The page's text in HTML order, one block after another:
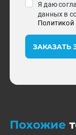
Я даю
данных в
Политикой
ЗАКАЗАТЬ
Похожие